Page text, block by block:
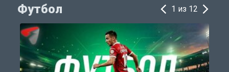
Футбол 1 из 12